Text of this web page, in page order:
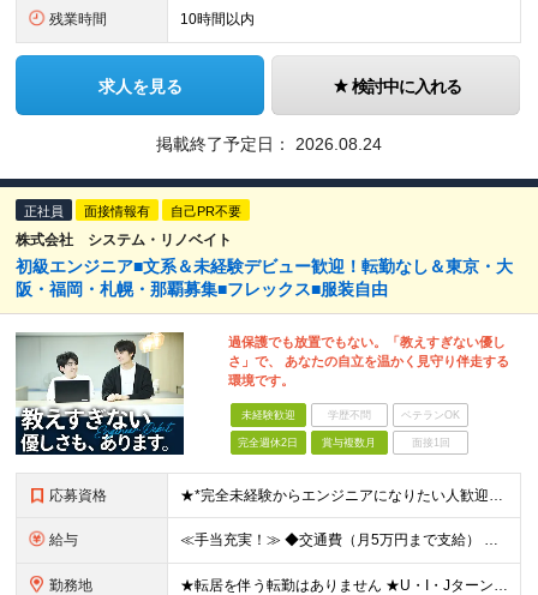
残業時間 10時間以内
求人を見る 検討中に入れる
掲載終了予定日： 2026.08.24
正社員 面接情報有 自己PR不要
株式会社 システム・リノベイト
初級エンジニア■文系＆未経験デビュー歓迎！転勤なし＆東京・大
阪・福岡・札幌・那覇募集■フレックス■服装自由
過保護でも放置でもない。「教えすぎない優し
さ」で、 あなたの自立を温かく見守り伴走する
環境です。
未経験歓迎 学歴不問 ベテランOK
完全週休2日 賞与複数月 面接1回
応募資格 ★*完全未経験からエンジニアになりたい人歓迎*★ ・未経験OK ・第2新卒OK ・専門卒以上 ★type経由で入社した社員も在籍しています♪ ▼下記のような方もぜひご応募ください ◎研修が充実してい
給与 ≪手当充実！≫ ◆交通費（月5万円まで支給） ◆残業代全額支給 ◆家族手当（配偶者：1万円／子1人：5000円 ※月額） ◆役職手当（最大13万円 ※月額） ◆地域手当（東京1万円/月、大阪5000円
勤務地 ★転居を伴う転勤はありません ★U・I・JターンOK！ ★広島支店を2026年11月新設予定 ★お客様先に常駐する案件でも、在宅OKの場合は自社オフィスに出社し、チームで相談しながら仕事を進めています